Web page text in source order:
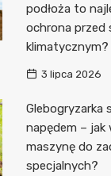
podłoża to
ochrona przed
klimatycznym?
3 lipca 2026
Glebogryzarka
napędem – jak
maszynę do
specjalnych?